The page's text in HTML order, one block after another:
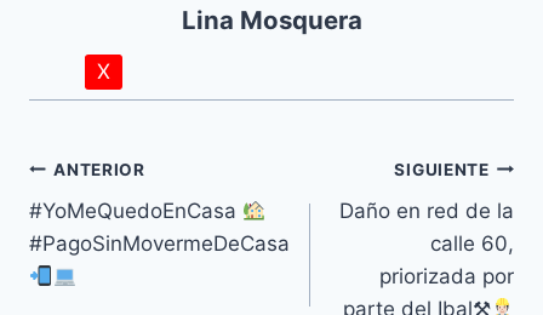
Lina Mosquera
ANTERIOR
#YoMeQuedoEnCasa
#PagoSinMovermeDeCasa
SIGUIENTE
Daño en red de la
calle 60,
priorizada por
parte del Ibal⚒
X